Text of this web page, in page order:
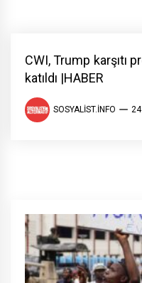
CWI, Trump karşıtı
katıldı |HABER
SOSYALIST.INFO